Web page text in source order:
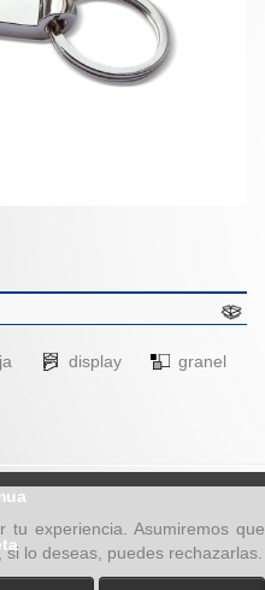
display
granel
tu experiencia. Asumiremos que
lo deseas, puedes rechazarlas.